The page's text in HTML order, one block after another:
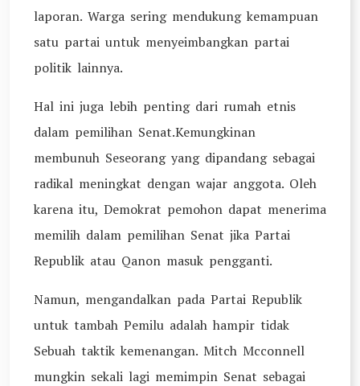
laporan. Warga sering mendukung kemampuan
satu partai untuk menyeimbangkan partai
politik lainnya.
Hal ini juga lebih penting dari rumah etnis
dalam pemilihan Senat.Kemungkinan
membunuh Seseorang yang dipandang sebagai
radikal meningkat dengan wajar anggota. Oleh
karena itu, Demokrat pemohon dapat menerima
memilih dalam pemilihan Senat jika Partai
Republik atau Qanon masuk pengganti.
Namun, mengandalkan pada Partai Republik
untuk tambah Pemilu adalah hampir tidak
Sebuah taktik kemenangan. Mitch Mcconnell
mungkin sekali lagi memimpin Senat sebagai